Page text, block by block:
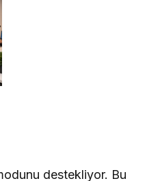
destekliyor. Bu